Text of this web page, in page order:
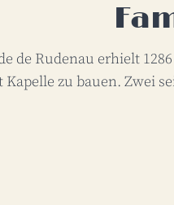
de Rudenau erhielt
Kapelle zu bauen. Zwei